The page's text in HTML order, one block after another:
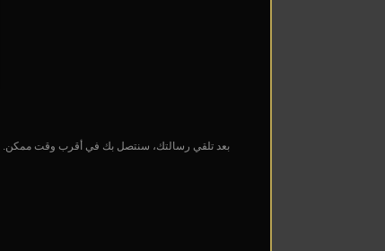
بعد تلقي رسالتك، سنتصل بك في أقرب وقت ممكن.